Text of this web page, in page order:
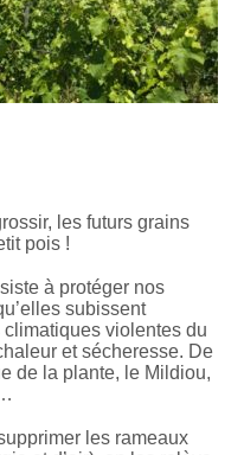
les futurs grains
pois !
à protéger nos
subissent
violentes du
et sécheresse. De
de la plante, le Mildiou,
les rameaux